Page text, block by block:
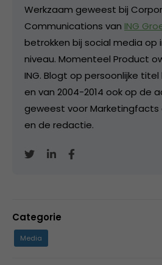
Werkzaam geweest bij
Communications van ING
betrokken bij social media op
niveau. Momenteel Product
ING. Blogt op persoonlijke
en van 2004-2014 ook op de
geweest voor Marketingfacts
en de redactie.
Categorie
Media